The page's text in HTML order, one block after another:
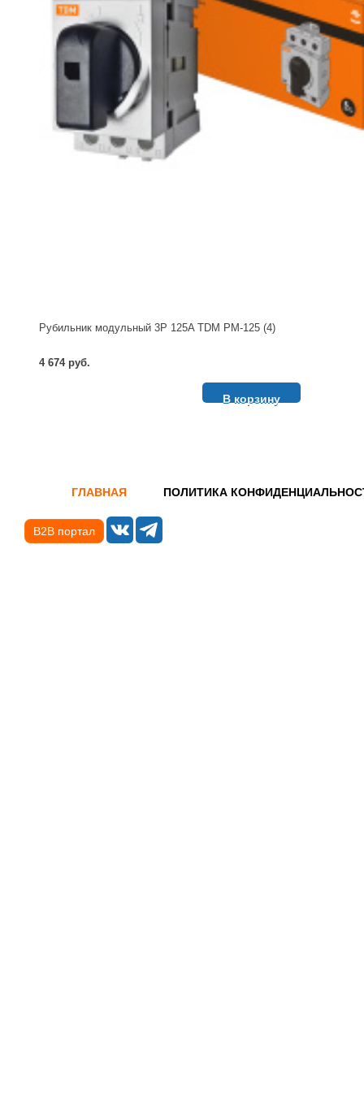
Рубильник модульный 3P 125A TDM РМ-125 (4)
4 674 руб.
В корзину
ГЛАВНАЯ ПОЛИТИКА
B2B портал